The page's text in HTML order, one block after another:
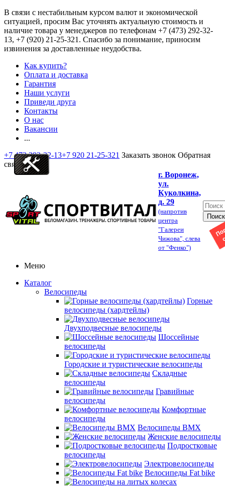
В связи с нестабильным курсом валют и экономической
ситуацией, просим Вас уточнять актуальную стоимость и
наличие товара у менеджеров по телефонам +7 (473) 292-32-
13, +7 (920) 21-25-321 . Спасибо за понимание, приносим
извинения за доставленные неудобства.
Как купить?
Оплата и доставка
Гарантия
Наши услуги
Приведи друга
Контакты
О нас
Вакансии
...
+7 473 292-32-13+7 920 21-25-321 Заказать звонок Обратная
связь
г. Воронеж,
ул.
Куколкина,
д. 29
(напротив
центра
"Галереи
Чижова", слева
от "Фенко")
Меню
Каталог
Велосипеды
Горные
велосипеды (хардтейлы)
Двухподвесные велосипеды
Шоссейные
велосипеды
Городские и туристические велосипеды
Складные
велосипеды
Гравийные
велосипеды
Комфортные
велосипеды
Велосипеды BMX
Женские велосипеды
Подростковые
велосипеды
Электровелосипеды
Велосипеды Fat bike